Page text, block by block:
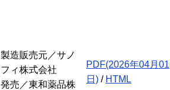
製造販売元／サノ
フィ株式会社
発売／東和薬品株
PDF(2026年04月01
日) / HTML